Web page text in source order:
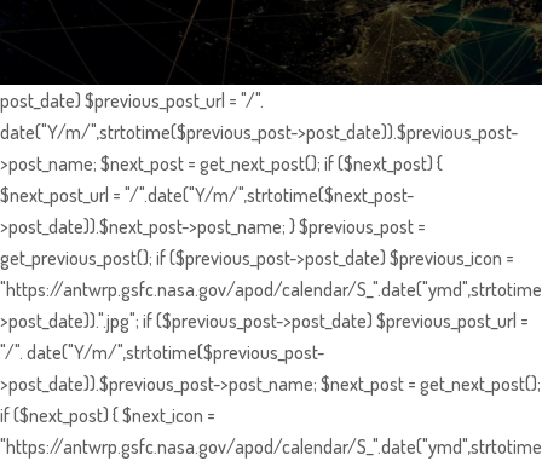
post_date) $previous_post_url = "/".
date("Y/m/",strtotime($previous_post->post_date)).$previous_post-
>post_name; $next_post = get_next_post(); if ($next_post) {
$next_post_url = "/".date("Y/m/",strtotime($next_post-
>post_date)).$next_post->post_name; } $previous_post =
get_previous_post(); if ($previous_post->post_date) $previous_icon =
"https://antwrp.gsfc.nasa.gov/apod/calendar/
>post_date)).".jpg"; if ($previous_post->post_date) $previous_post_url =
"/". date("Y/m/",strtotime($previous_post-
>post_date)).$previous_post->post_name; $next_post = get_next_post();
if ($next_post) { $next_icon =
"https://antwrp.gsfc.nasa.gov/apod/calendar/